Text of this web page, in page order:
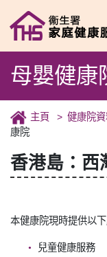
母嬰健康
主頁 健康院
康院
香港島：西
本健康院現時提供以下
兒童健康服務